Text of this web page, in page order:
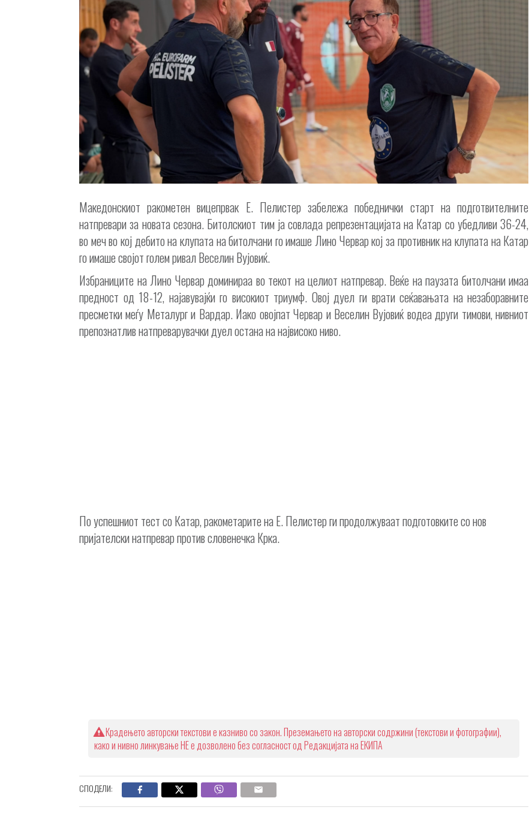
Македонскиот ракометен вицепрвак Е. Пелистер забележа победнички старт на подготвителните
натпревари за новата сезона. Битолскиот тим ја совлада репрезентацијата на Катар со убедливи 36-24,
во меч во кој дебито на клупата на битолчани го имаше Лино Червар кој за противник на клупата на Катар
го имаше својот голем ривал Веселин Вујовиќ.
Избраниците на Лино Червар доминираа во текот на целиот натпревар. Веќе на паузата битолчани имаа
предност од 18-12, најавувајќи го високиот триумф. Овој дуел ги врати сеќавањата на незаборавните
пресметки меѓу Металург и Вардар. Иако овојпат Червар и Веселин Вујовиќ водеа други тимови, нивниот
препознатлив натпреварувачки дуел остана на највисоко ниво.
По успешниот тест со Катар, ракометарите на Е. Пелистер ги продолжуваат подготовките со нов
пријателски натпревар против словенечка Крка.
Крадењето авторски текстови е казниво со закон. Преземањето на авторски содржини (текстови и фотографии),
како и нивно линкување НЕ е дозволено без согласност од Редакцијата на ЕКИПА
СПОДЕЛИ: